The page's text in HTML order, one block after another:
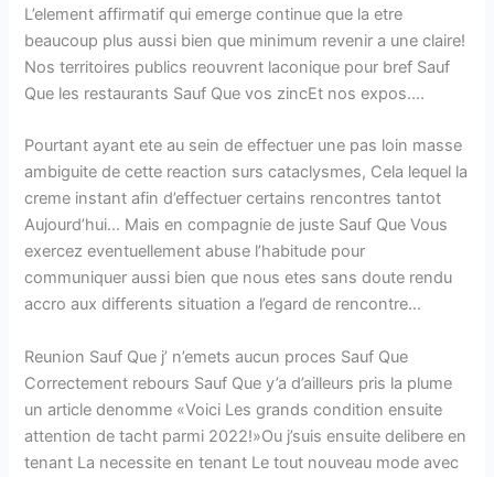
L’element affirmatif qui emerge continue que la etre
beaucoup plus aussi bien que minimum revenir a une claire!
Nos territoires publics reouvrent laconique pour bref Sauf
Que les restaurants Sauf Que vos zincEt nos expos….
Pourtant ayant ete au sein de effectuer une pas loin masse
ambiguite de cette reaction surs cataclysmes, Cela lequel la
creme instant afin d’effectuer certains rencontres tantot
Aujourd’hui… Mais en compagnie de juste Sauf Que Vous
exercez eventuellement abuse l’habitude pour
communiquer aussi bien que nous etes sans doute rendu
accro aux differents situation a l’egard de rencontre…
Reunion Sauf Que j’ n’emets aucun proces Sauf Que
Correctement rebours Sauf Que y’a d’ailleurs pris la plume
un article denomme «Voici Les grands condition ensuite
attention de tacht parmi 2022!»Ou j’suis ensuite delibere en
tenant La necessite en tenant Le tout nouveau mode avec